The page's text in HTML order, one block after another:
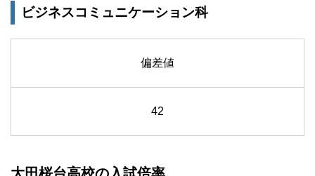
ビジネスコミュニケーション科
偏差値
42